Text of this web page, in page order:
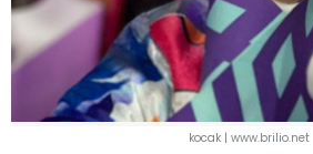
kocak | www.brilio.net